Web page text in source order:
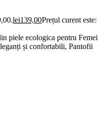
lei139,00Prețul curent este:
piele ecologica pentru Femei
și confortabili, Pantofii